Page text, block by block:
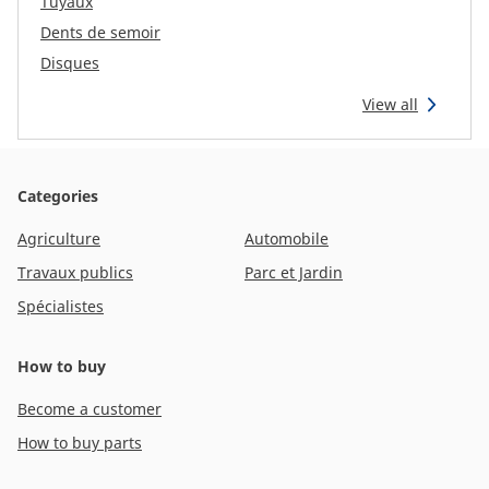
menu
Reman & Repair
Découvrez notre gamme
Comment acheter ?
TotalSource
Energic Plus
Dents de semoir
Disques
View all
Categories
Agriculture
Automobile
Travaux publics
Parc et Jardin
Spécialistes
How to buy
Become a customer
How to buy parts